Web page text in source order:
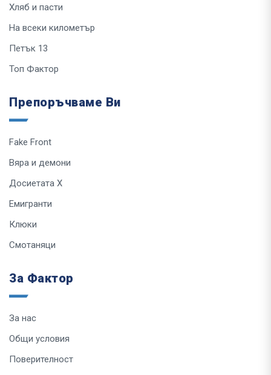
Хляб и пасти
На всеки километър
Петък 13
Топ Фактор
Препоръчваме Ви
Fake Front
Вяра и демони
Досиетата Х
Емигранти
Клюки
Смотаняци
За Фактор
За нас
Общи условия
Поверителност